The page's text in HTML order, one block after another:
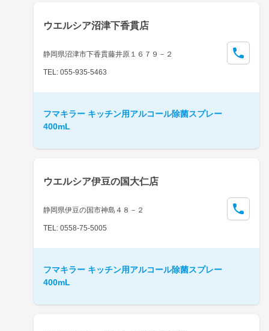
取扱店検索はこちら
ウエルシア沼津下香貫店
静岡県沼津市下香貫藤井原１６７９－２
TEL: 055-935-5463
フマキラー キッチン用アルコール除菌スプレー
400mL
ウエルシア伊豆の国大仁店
静岡県伊豆の国市神島４８－２
TEL: 0558-75-5005
フマキラー キッチン用アルコール除菌スプレー
400mL